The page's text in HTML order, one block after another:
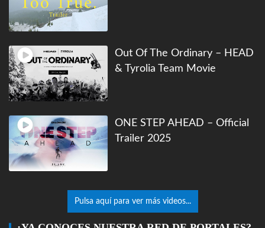
Out Of The Ordinary – HEAD
& Tyrolia Team Movie
ONE STEP AHEAD – Official
Trailer 2025
Pulsa aquí para ver más videos...